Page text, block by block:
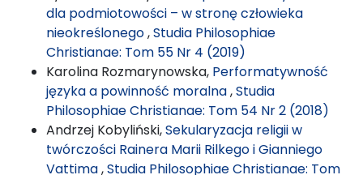
dla podmiotowości – w stronę człowieka
nieokreślonego,Studia Philosophiae
Christianae: Tom 55 Nr 4 (2019)
Karolina Rozmarynowska, Performatywność
języka a powinność moralna,Studia
Philosophiae Christianae: Tom 54 Nr 2 (2018)
Andrzej Kobyliński,Sekularyzacja religii w
twórczości Rainera Marii Rilkego i Gianniego
Vattima,Studia Philosophiae Christianae: Tom